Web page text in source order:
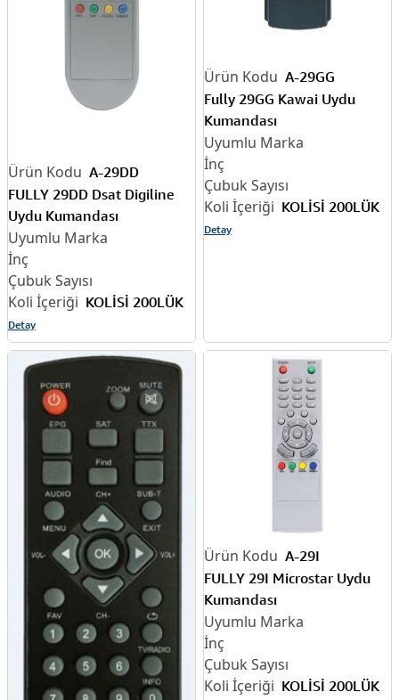
A-29DD
FULLY 29DD Dsat Digiline
Uydu Kumandası
KOLİSİ 200LÜK
Detay
A-29GG
Fully 29GG Kawai Uydu
Kumandası
KOLİSİ 200LÜK
Detay
A-29I
FULLY 29I Microstar Uydu
Kumandası
KOLİSİ 200LÜK